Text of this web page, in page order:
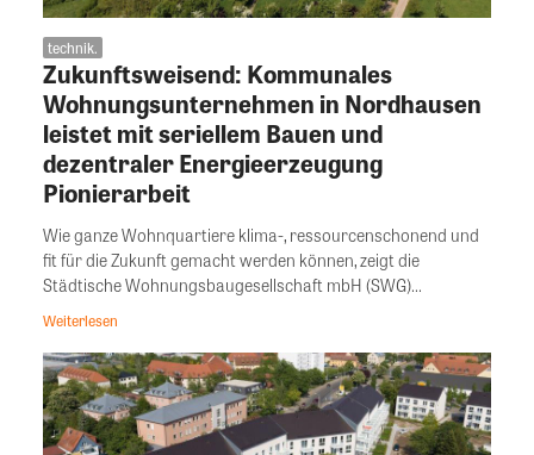
technik.
Zukunftsweisend: Kommunales
Wohnungsunternehmen in Nordhausen
leistet mit seriellem Bauen und
dezentraler Energieerzeugung
Pionierarbeit
Wie ganze Wohnquartiere klima-, ressourcenschonend und
fit für die Zukunft gemacht werden können, zeigt die
Städtische Wohnungsbaugesellschaft mbH (SWG)...
Weiterlesen